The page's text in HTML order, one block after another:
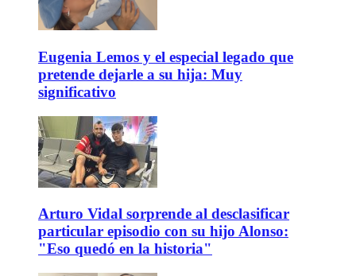
Eugenia Lemos y el especial legado que
pretende dejarle a su hija: Muy
significativo
Arturo Vidal sorprende al desclasificar
particular episodio con su hijo Alonso:
"Eso quedó en la historia"